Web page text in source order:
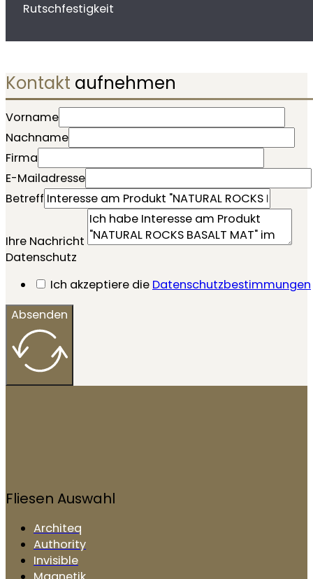
Rutschfestigkeit
Kontakt aufnehmen
Vorname
Nachname
Firma
E-Mailadresse
Betreff
Ihre Nachricht
Datenschutz
Ich akzeptiere die Datenschutzbestimmungen
Absenden
Fliesen Auswahl
Architeq
Authority
Invisible